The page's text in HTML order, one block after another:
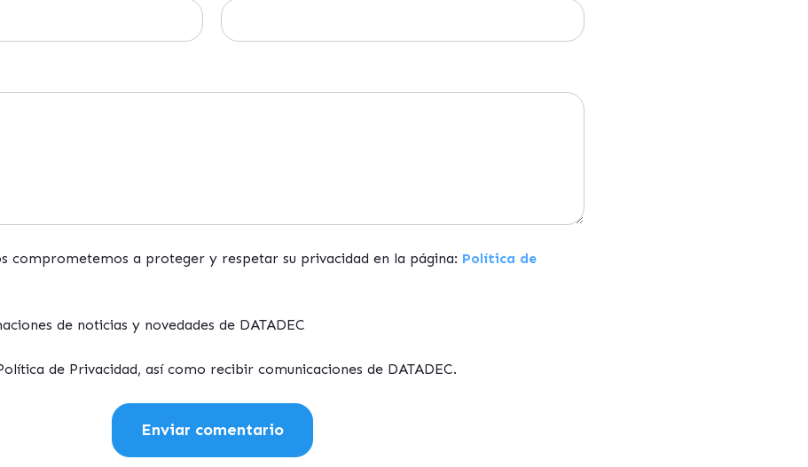
comprometemos a proteger y respetar su privacidad en la página: Política de
de noticias y novedades de DATADEC
de Privacidad, así como recibir comunicaciones de DATADEC.